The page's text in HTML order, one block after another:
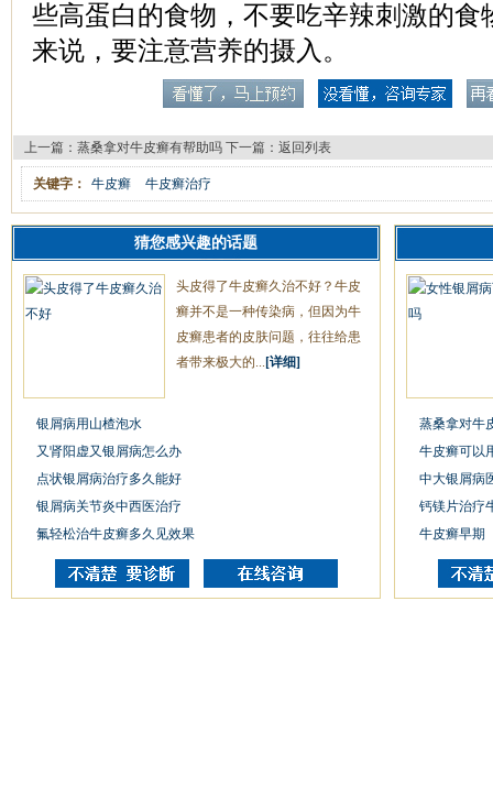
些高蛋白的食物，不要吃辛辣刺激的食
来说，要注意营养的摄入。
上一篇： 蒸桑拿对牛皮癣有帮助吗 下一篇： 返回列表
关键字： 牛皮癣 牛皮癣治疗
猜您感兴趣的话题
头皮得了牛皮癣久治不好？牛皮
癣并不是一种传染病，但因为牛
皮癣患者的皮肤问题，往往给患
者带来极大的... [详细]
银屑病用山楂泡水
又肾阳虚又银屑病怎么办
点状银屑病治疗多久能好
银屑病关节炎中西医治疗
氟轻松治牛皮癣多久见效果
蒸桑拿对牛
牛皮癣可以
中大银屑病
钙镁片治疗
牛皮癣早期